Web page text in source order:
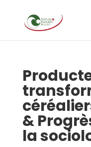
&
la